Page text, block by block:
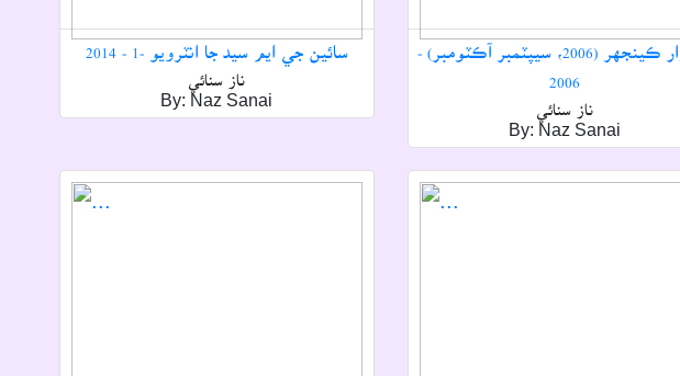
سائين جي ايم سيد جا انٽرويو -1 - 2014
ناز سنائي
By: Naz Sanai
ماھوار ڪينجهر (2006، سيپٽمبر آڪٽومبر) -
ناز سنائي
By: Naz Sanai